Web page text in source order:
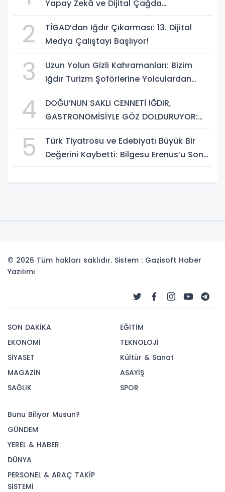
Yapay Zekâ ve Dijital Çağda
Geliştirme Eğitimi Başlıyor!
2
TİGAD’dan Iğdır Çıkarması: 13. Dijital
Medya Çalıştayı Başlıyor!
3
Uzun Yolun Gizli Kahramanları: Bizim
Iğdır Turizm Şoförlerine Yolculardan
4
DOĞU’NUN SAKLI CENNETİ IĞDIR,
GASTRONOMİSİYLE GÖZ DOLDURUYOR:
BULUŞMA NOKTASI
5
Türk Tiyatrosu ve Edebiyatı Büyük Bir
Değerini Kaybetti: Bilgesu Erenus’u Son
© 2026 Tüm hakları saklıdır. Sistem : Gazisoft Haber
Yazılımı
SON DAKİKA
EKONOMİ
SİYASET
MAGAZİN
SAĞLIK
EĞİTİM
TEKNOLOJİ
Kültür & Sanat
ASAYİŞ
SPOR
Bunu Biliyor Musun?
GÜNDEM
YEREL & HABER
DÜNYA
PERSONEL & ARAÇ TAKİP
SİSTEMİ